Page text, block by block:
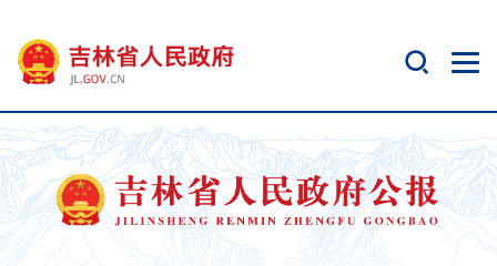
开
无
障
碍
说
明